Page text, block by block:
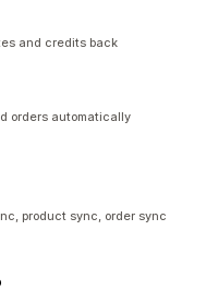
and credits back
orders automatically
product sync, order sync